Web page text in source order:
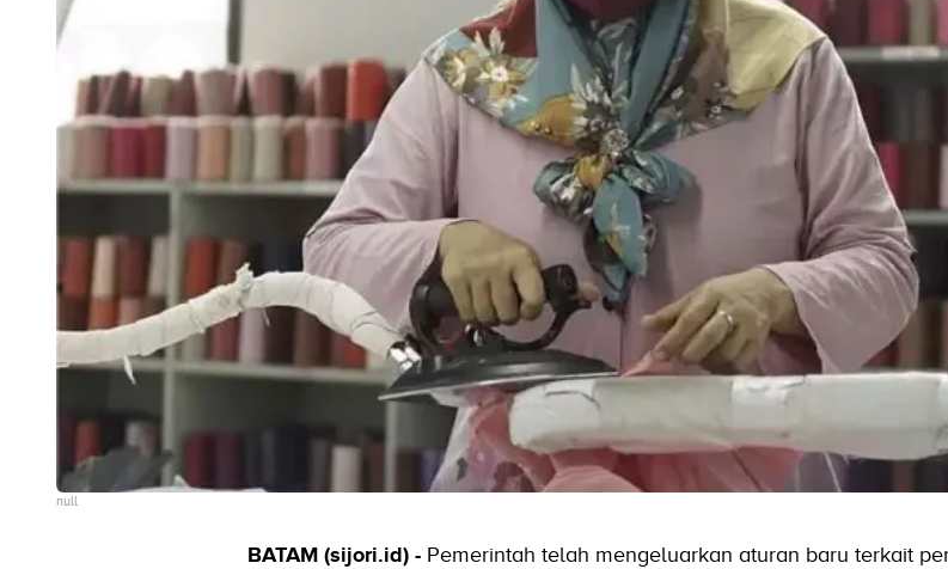
null
BATAM (sijori.id) - Pemerintah telah mengeluarkan aturan baru terkait